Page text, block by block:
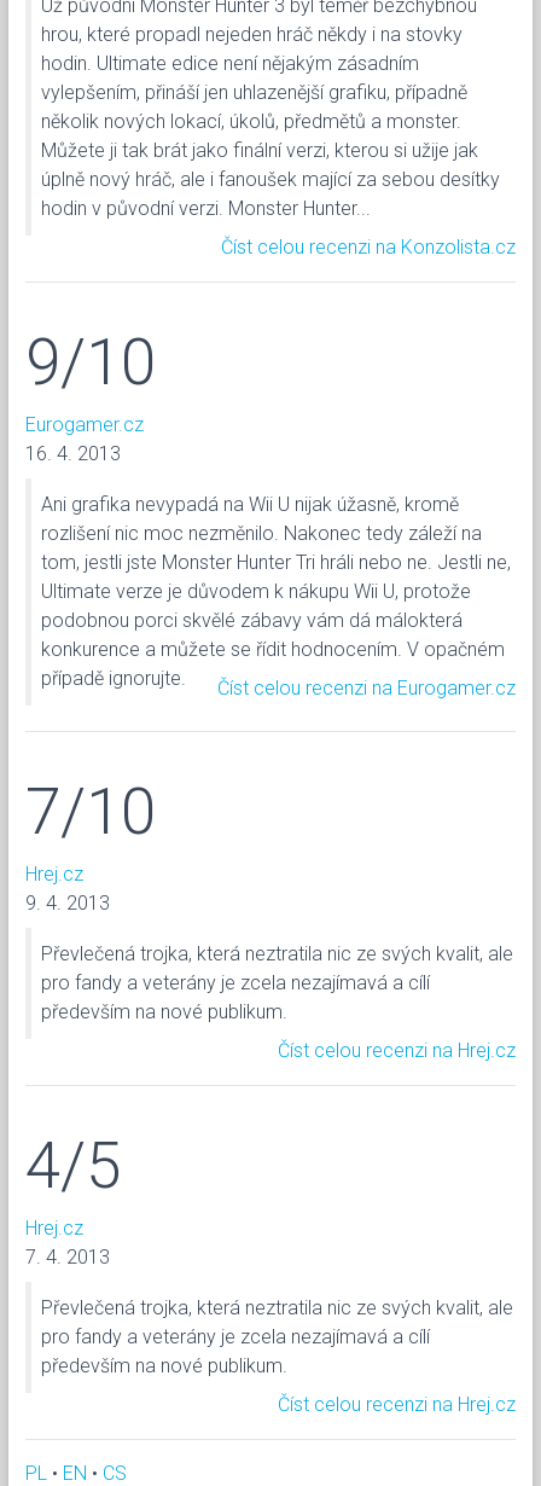
Už původní Monster Hunter 3 byl téměř bezchybnou
hrou, které propadl nejeden hráč někdy i na stovky
hodin. Ultimate edice není nějakým zásadním
vylepšením, přináší jen uhlazenější grafiku, případně
několik nových lokací, úkolů, předmětů a monster.
Můžete ji tak brát jako finální verzi, kterou si užije jak
úplně nový hráč, ale i fanoušek mající za sebou desítky
hodin v původní verzi. Monster Hunter...
Číst celou recenzi na Konzolista.cz
9/10
Eurogamer.cz
16. 4. 2013
Ani grafika nevypadá na Wii U nijak úžasně, kromě
rozlišení nic moc nezměnilo. Nakonec tedy záleží na
tom, jestli jste Monster Hunter Tri hráli nebo ne. Jestli ne,
Ultimate verze je důvodem k nákupu Wii U, protože
podobnou porci skvělé zábavy vám dá málokterá
konkurence a můžete se řídit hodnocením. V opačném
případě ignorujte.
Číst celou recenzi na Eurogamer.cz
7/10
Hrej.cz
9. 4. 2013
Převlečená trojka, která neztratila nic ze svých kvalit, ale
pro fandy a veterány je zcela nezajímavá a cílí
především na nové publikum.
Číst celou recenzi na Hrej.cz
4/5
Hrej.cz
7. 4. 2013
Převlečená trojka, která neztratila nic ze svých kvalit, ale
pro fandy a veterány je zcela nezajímavá a cílí
především na nové publikum.
Číst celou recenzi na Hrej.cz
PL • EN • CS